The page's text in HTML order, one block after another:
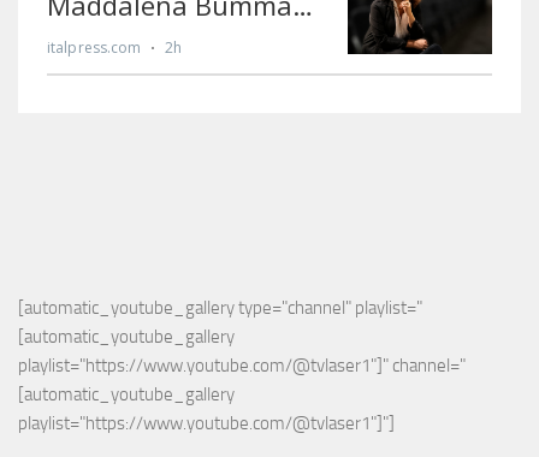
[automatic_youtube_gallery type="channel" playlist="
[automatic_youtube_gallery
playlist="https://www.youtube.com/@tvlaser1"]" channel="
[automatic_youtube_gallery
playlist="https://www.youtube.com/@tvlaser1"]"]